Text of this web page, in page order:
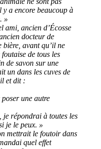
a encore beaucoup à
»
ami, ancien d’Écosse
docteur de
avant qu’il ne
de tous les
de savon sur une
un dans les cuves de
et dit :
une autre
répondrai à toutes les
je le peux. »
mettrait le foutoir dans
quel effet